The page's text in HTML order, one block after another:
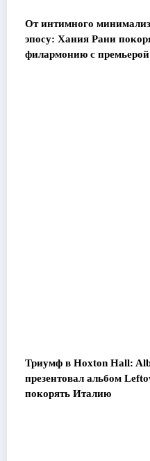
От интимного
эпосу: Хания Рани
филармонию с
Триумф в Hoxton Hall:
презентовал альбом
покорять Италию